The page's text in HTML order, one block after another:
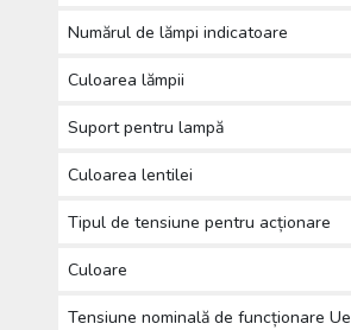
Numărul de lămpi indicatoare
Culoarea lămpii
Suport pentru lampă
Culoarea lentilei
Tipul de tensiune pentru acționare
Culoare
Tensiune nominală de funcționare Ue